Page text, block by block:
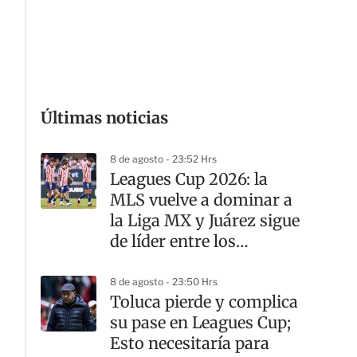
Últimas noticias
8 de agosto - 23:52 Hrs
Leagues Cup 2026: la
MLS vuelve a dominar a
la Liga MX y Juárez sigue
de líder entre los
8 de agosto - 23:50 Hrs
Toluca pierde y complica
su pase en Leagues Cup;
Esto necesitaría para